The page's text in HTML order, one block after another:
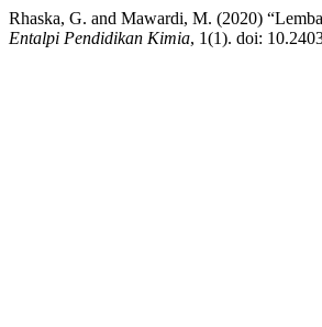
Rhaska, G. and Mawardi, M. (2020)
Entalpi Pendidikan Kimia, 1(1). doi: